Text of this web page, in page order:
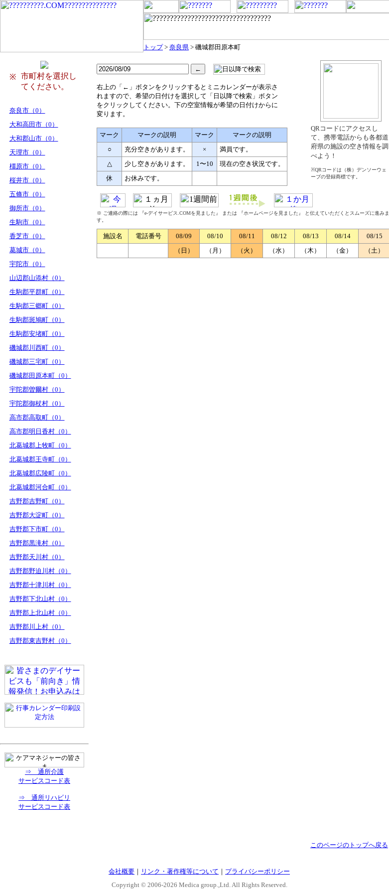
トップ> 奈良県 > 磯城郡田原本町
※
市町村を選択し
てください。
奈良市（0）
大和高田市（0）
大和郡山市（0）
天理市（0）
橿原市（0）
桜井市（0）
五條市（0）
御所市（0）
生駒市（0）
香芝市（0）
葛城市（0）
宇陀市（0）
山辺郡山添村（0）
生駒郡平群町（0）
生駒郡三郷町（0）
生駒郡斑鳩町（0）
生駒郡安堵町（0）
磯城郡川西町（0）
磯城郡三宅町（0）
磯城郡田原本町（0）
宇陀郡曽爾村（0）
宇陀郡御杖村（0）
高市郡高取町（0）
高市郡明日香村（0）
北葛城郡上牧町（0）
北葛城郡王寺町（0）
北葛城郡広陵町（0）
北葛城郡河合町（0）
吉野郡吉野町（0）
吉野郡大淀町（0）
吉野郡下市町（0）
吉野郡黒滝村（0）
吉野郡天川村（0）
吉野郡野迫川村（0）
吉野郡十津川村（0）
吉野郡下北山村（0）
吉野郡上北山村（0）
吉野郡川上村（0）
吉野郡東吉野村（0）
⇒ 通所介護
サービスコード表
⇒ 通所リハビリ
サービスコード表
右上の「←」ボタンをクリックするとミニカレンダーが表示さ
れますので、希望の日付けを選択して「日以降で検索」ボタン
をクリックしてください。下の空室情報が希望の日付けからに
変ります。
マーク マークの説明 マーク
マークの説明
○
充分空きがあります。 ×
満員です。
△
少し空きがあります。 1〜10
現在の空き状況です。
休
お休みです。
QRコードにアクセスし
て、携帯電話からも各都道
府県の施設の空き情報を調
べよう！
※QRコードは（株）デンソーウェ
ーブの登録商標です。
※ ご連絡の際には 『e-デイサービス.COMを見ました』 または 『ホームページを見ました』 と伝えていただくとスムーズに進みま
す。
施設名 電話番号 08/09 08/10 08/11 08/12 08/13 08/14
08/15
（日）
（月） （火） （水） （木） （金） （土）
このページのトップへ戻る
会社概要 ｜ リンク・著作権等について ｜ プライバシーポリシー
Copyright © 2006-2026 Medica group.,Ltd. All Rights Reserved.